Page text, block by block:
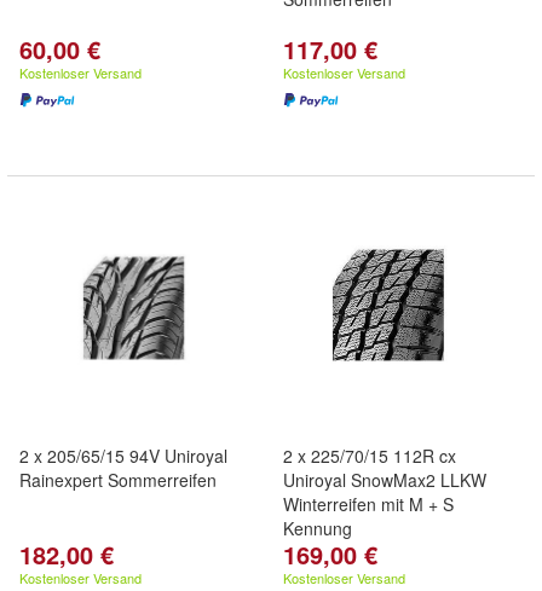
60,00 €
Kostenloser Versand
117,00 €
Kostenloser Versand
2 x 205/65/15 94V Uniroyal
Rainexpert Sommerreifen
182,00 €
Kostenloser Versand
2 x 225/70/15 112R cx
Uniroyal SnowMax2 LLKW
Winterreifen mit M + S
Kennung
169,00 €
Kostenloser Versand